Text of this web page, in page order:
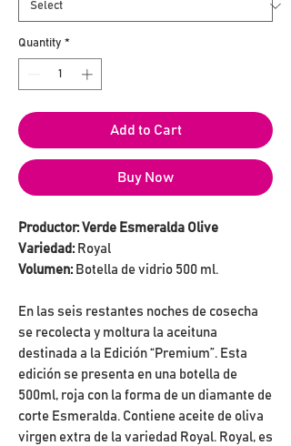
Quantity *
Add to Cart
Buy Now
Productor: Verde Esmeralda Olive
Variedad: Royal
Volumen: Botella de vidrio 500 ml.
En las seis restantes noches de cosecha
se recolecta y moltura la aceituna
destinada a la Edición “Premium”. Esta
edición se presenta en una botella de
500ml, roja con la forma de un diamante de
corte Esmeralda. Contiene aceite de oliva
virgen extra de la variedad Royal. Royal, es